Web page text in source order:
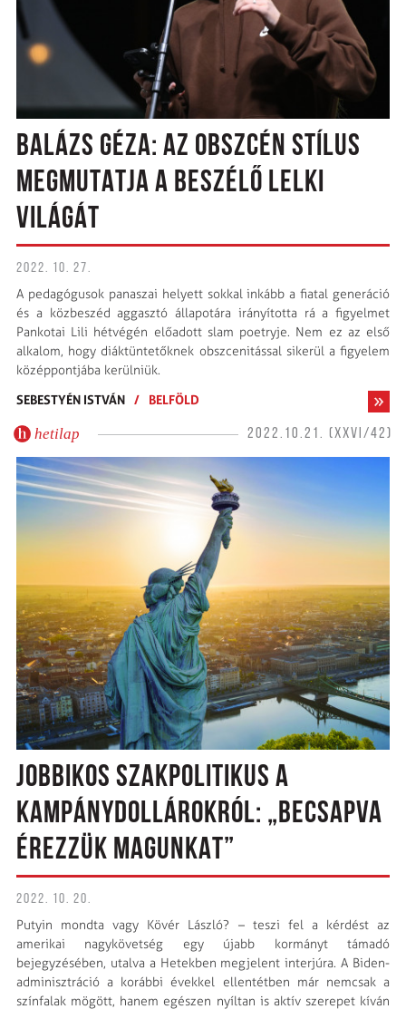
BALÁZS GÉZA: AZ OBSZCÉN STÍLUS
MEGMUTATJA A BESZÉLŐ LELKI
VILÁGÁT
2022. 10. 27.
A pedagógusok panaszai helyett sokkal inkább a fiatal generáció
és a közbeszéd aggasztó állapotára irányította rá a figyelmet
Pankotai Lili hétvégén előadott slam poetryje. Nem ez az első
alkalom, hogy diáktüntetőknek obszcenitással sikerül a figyelem
középpontjába kerülniük.
SEBESTYÉN ISTVÁN / BELFÖLD
hetilap 2022.10.21. (XXVI/42)
JOBBIKOS SZAKPOLITIKUS A
KAMPÁNYDOLLÁROKRÓL: „BECSAPVA
ÉREZZÜK MAGUNKAT”
2022. 10. 20.
Putyin mondta vagy Kövér László? – teszi fel a kérdést az
amerikai nagykövetség egy újabb kormányt támadó
bejegyzésében, utalva a Hetekben megjelent interjúra. A Biden-
adminisztráció a korábbi évekkel ellentétben már nemcsak a
színfalak mögött, hanem egészen nyíltan is aktív szerepet kíván